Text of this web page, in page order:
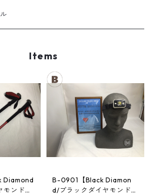
Items
Diamond
ンド】
B-0901【Black Diamon
d/ブラックダイヤモンド】